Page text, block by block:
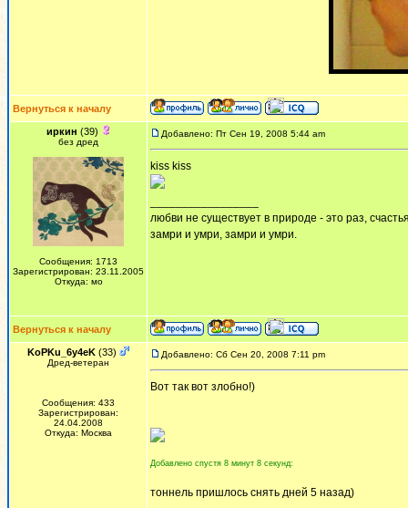
Вернуться к началу
иркин (39)
без дред
Сообщения: 1713
Зарегистрирован: 23.11.2005
Откуда: мо
Добавлено: Пт Сен 19, 2008 5:44 am
kiss kiss
любви не существует в природе - это раз,
замри и умри, замри и умри.
Вернуться к началу
KoPKu_6y4eK (33)
Дред-ветеран
Сообщения: 433
Зарегистрирован:
24.04.2008
Откуда: Москва
Добавлено: Сб Сен 20, 2008 7:11 pm
Вот так вот злобно!)
Добавлено спустя 8 минут 8 секунд:
тоннель пришлось снять дней 5 назад)